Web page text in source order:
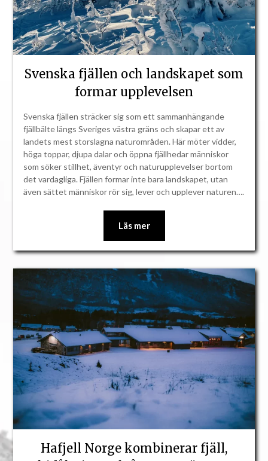
Svenska fjällen och landskapet som
formar upplevelsen
Svenska fjällen sträcker sig som ett sammanhängande
fjällbälte längs Sveriges västra gräns och skapar ett av
landets mest storslagna naturområden. Här möter vidder,
höga toppar, djupa dalar och öppna fjällhedar människor
som söker stillhet, äventyr och naturupplevelser bortom
det vardagliga. Fjällen formar inte bara landskapet, utan
även sättet människor rör sig, lever och upplever naturen….
Läs mer
Hafjell Norge kombinerar fjäll,